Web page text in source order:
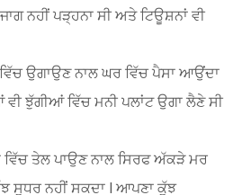
ਨਹੀਂ ਪੜ੍ਹਨਾ ਸੀ ਅਤੇ ਟਿਊਸ਼ਨਾਂ ਵੀ
ਉਗਾਉਣ ਨਾਲ ਘਰ ਵਿੱਚ ਪੈਸਾ ਆਉਂਦਾ
ਵੀ ਝੁੱਗੀਆਂ ਵਿੱਚ ਮਨੀ ਪਲਾਂਟ ਉਗਾ ਲੈਣੇ ਸੀ
ਤੇਲ ਪਾਉਣ ਨਾਲ ਸਿਰਫ ਅੱਕੜੇ ਮਰ
ਸੁਧਰ ਨਹੀਂ ਸਕਦਾ l ਆਪਣਾ ਕੁੱਝ